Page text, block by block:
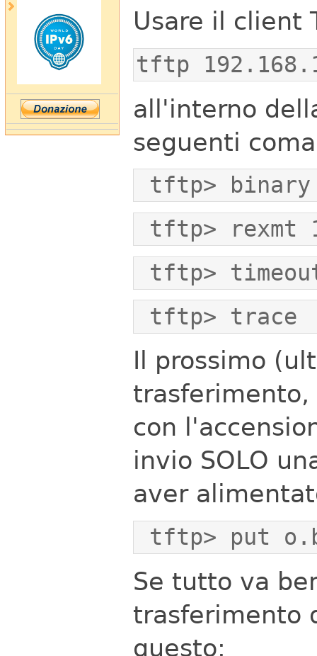
Usare il client
tftp
all'interno
seguenti
tftp> binary
tftp> rexmt
tftp>
tftp> trace
Il prossimo
trasferimento,
con
invio SOLO
aver
tftp> put
Se tutto va
trasferimento
questo: